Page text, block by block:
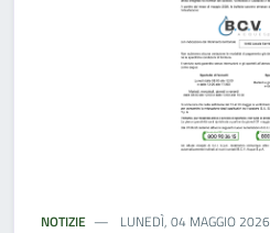
NOTIZIE LUNEDÌ, 04 MAGGIO 2026